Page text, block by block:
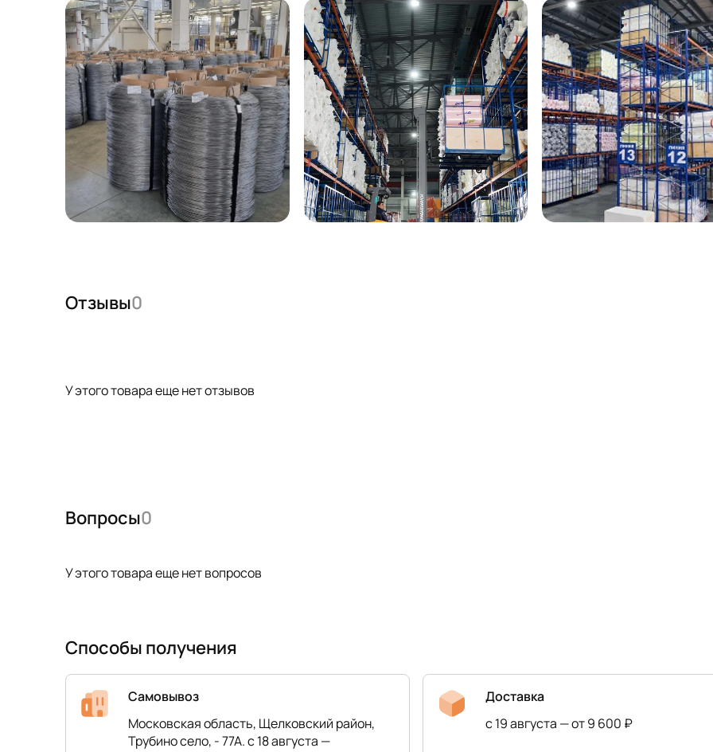
Отзывы0
У этого товара еще нет отзывов
Вопросы0
У этого товара еще нет вопросов
Способы получения
Самовывоз
Московская область, Щелковский район,
Трубино село, - 77А. с 18 августа —
Доставка
с 19 августа — от 9 600 ₽